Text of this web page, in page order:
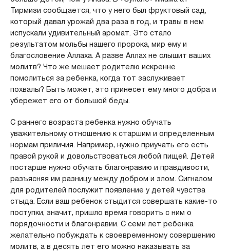
Тирмизи сообщается, что у него был фруктовый сад,
который давал урожай два раза в год, и травы в нем
испускали удивительный аромат. Это стало
результатом мольбы нашего пророка, мир ему и
благословение Аллаха. А разве Аллах не слышит ваших
молитв? Что же мешает родителю искренне
помолиться за ребенка, когда тот заслуживает
похвалы? Быть может, это принесет ему много добра и
убережет его от большой беды.
С раннего возраста ребенка нужно обучать
уважительному отношению к старшим и определенным
нормам приличия. Например, нужно приучать его есть
правой рукой и довольствоваться любой пищей. Детей
постарше нужно обучать благонравию и правдивости,
разъясняя им разницу между добром и злом. Сигналом
для родителей послужит появление у детей чувства
стыда. Если ваш ребенок стыдится совершать какие-то
поступки, значит, пришло время говорить с ним о
порядочности и благонравии. С семи лет ребенка
желательно побуждать к своевременному совершению
молитв, а в десять лет его можно наказывать за